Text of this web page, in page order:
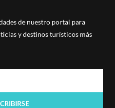
de nuestro portal para
y destinos turísticos más